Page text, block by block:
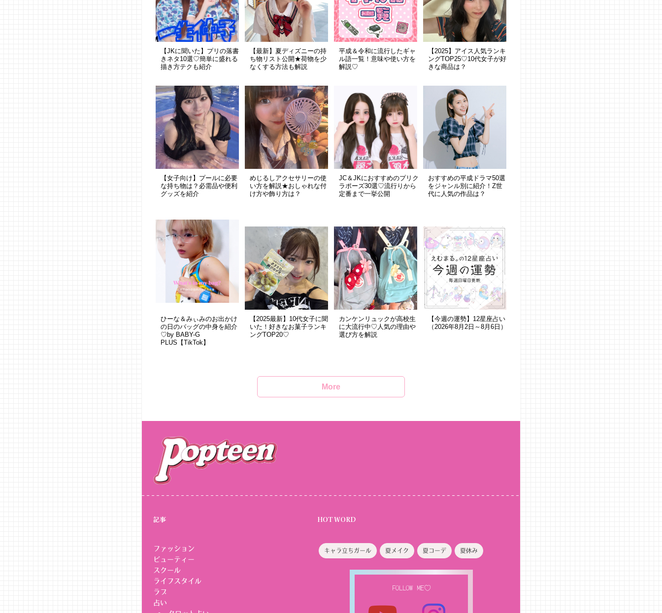
【JKに聞いた】プリの落書
きネタ10選♡簡単に盛れる
描き方テクも紹介
【最新】夏ディズニーの持
ち物リスト公開★荷物を少
なくする方法も解説
平成＆令和に流行したギャ
ル語一覧！意味や使い方を
解説♡
【2025】アイス人気ランキ
ングTOP25♡10代女子が好
きな商品は？
【女子向け】プールに必要
な持ち物は？必需品や便利
グッズを紹介
めじるしアクセサリーの使
い方を解説★おしゃれな付
け方や飾り方は？
JC＆JKにおすすめのプリク
ラポーズ30選♡流行りから
定番まで一挙公開
おすすめの平成ドラマ50選
をジャンル別に紹介！Z世
代に人気の作品は？
ひーな＆みぃみのお出かけ
の日のバッグの中身を紹介
♡by BABY-G
PLUS【TikTok】
【2025最新】10代女子に聞
いた！好きなお菓子ランキ
ングTOP20♡
カンケンリュックが高校生
に大流行中♡人気の理由や
選び方を解説
【今週の運勢】12星座占い
（2026年8月2日～8月6日）
More
記事
ファッション
ビューティー
スクール
ライフスタイル
ラブ
占い
HOT WORD
キャラ立ちガール 夏メイク 夏コーデ 夏休み
FOLLOW ME♡